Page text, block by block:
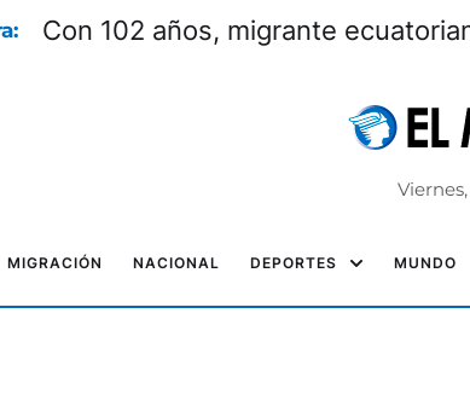
Con 102 años, migrante
MIGRACIÓN NACIONAL DEPORTES MUNDO